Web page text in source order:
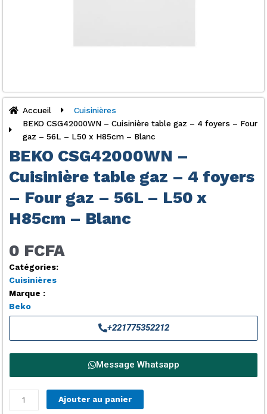
Accueil
Cuisinières
BEKO CSG42000WN – Cuisinière table gaz – 4 foyers – Four
gaz – 56L – L50 x H85cm – Blanc
BEKO CSG42000WN –
Cuisinière table gaz – 4 foyers
– Four gaz – 56L – L50 x
H85cm – Blanc
0 FCFA
Catégories:
Cuisinières
Marque :
Beko
+221775352212
Message Whatsapp
quantité
de
Ajouter au panier